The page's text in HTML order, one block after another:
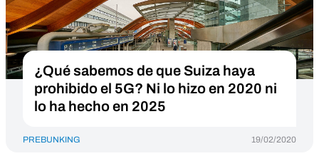
¿Qué sabemos de que Suiza haya
prohibido el 5G? Ni lo hizo en 2020 ni
lo ha hecho en 2025
PREBUNKING 19/02/2020